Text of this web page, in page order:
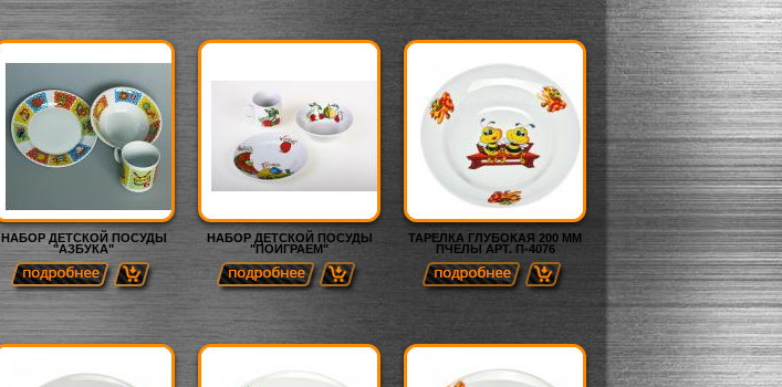
НАБОР ДЕТСКОЙ ПОСУДЫ
"АЗБУКА"
НАБОР ДЕТСКОЙ ПОСУДЫ
"ПОИГРАЕМ"
ТАРЕЛКА ГЛУБОКАЯ 200 ММ
ПЧЕЛЫ АРТ. П-4076